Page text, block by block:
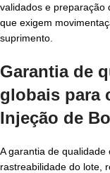
validados e preparação
que exigem
suprimento.
Garantia de
globais para
Injeção de
A garantia de qualidade
rastreabilidade do lote,